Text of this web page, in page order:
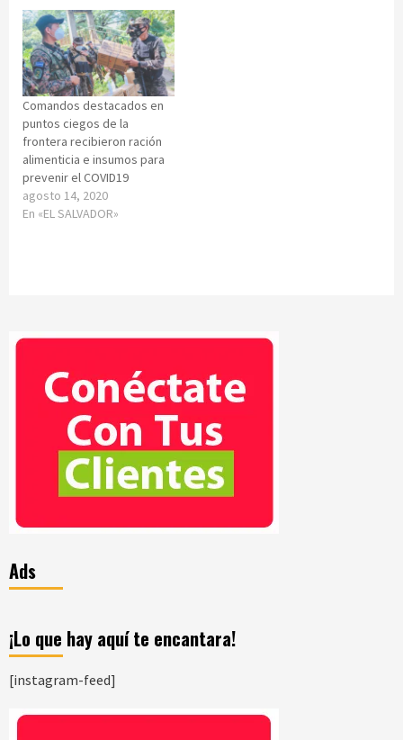
Comandos destacados en
puntos ciegos de la
frontera recibieron ración
alimenticia e insumos para
prevenir el COVID19
agosto 14, 2020
En «EL SALVADOR»
Ads
¡Lo que hay aquí te encantara!
[instagram-feed]